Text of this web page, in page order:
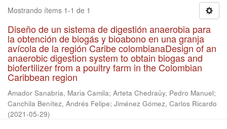
Mostrando ítems 1-1 de 1
Diseño de un sistema de digestión anaerobia para
la obtención de biogás y bioabono en una granja
avícola de la región Caribe colombianaDesign of an
anaerobic digestion system to obtain biogas and
biofertilizer from a poultry farm in the Colombian
Caribbean region
Amador Sanabria, Maria Camila; Arteta Chedraüy, Pedro Manuel;
Canchila Benítez, Andrés Felipe; Jiménez Gómez, Carlos Ricardo
(2021-05-29)